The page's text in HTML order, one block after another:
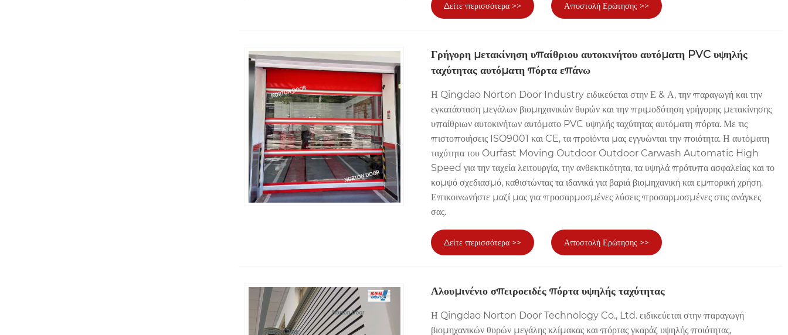
Δείτε περισσότερα >> Αποστολή Ερώτησης >>
Γρήγορη μετακίνηση υπαίθριου αυτοκινήτου αυτόματη PVC υψηλής
ταχύτητας αυτόματη πόρτα επάνω
Η Qingdao Norton Door Industry ειδικεύεται στην Ε & Α, την παραγωγή και την
εγκατάσταση μεγάλων βιομηχανικών θυρών και την πριμοδότηση γρήγορης μετακίνησης
υπαίθριων αυτοκινήτων αυτόματο PVC υψηλής ταχύτητας αυτόματη πόρτα. Με τις
πιστοποιήσεις ISO9001 και CE, τα προϊόντα μας εγγυώνται την ποιότητα. Η αυτόματη
ταχύτητα του Ourfast Moving Outdoor Outdoor Carwash Automatic High
Speed ​​για την ταχεία λειτουργία, την ανθεκτικότητα, τα υψηλά πρότυπα ασφαλείας και το
κομψό σχεδιασμό, καθιστώντας τα ιδανικά για βαριά βιομηχανική και εμπορική χρήση.
Επικοινωνήστε μαζί μας για προσαρμοσμένες λύσεις προσαρμοσμένες στις ανάγκες
σας.
Δείτε περισσότερα >> Αποστολή Ερώτησης >>
Αλουμινένιο σπειροειδές πόρτα υψηλής ταχύτητας
Η Qingdao Norton Door Technology Co., Ltd. ειδικεύεται στην παραγωγή
βιομηχανικών θυρών μεγάλης κλίμακας και πόρτας γκαράζ υψηλής ποιότητας,